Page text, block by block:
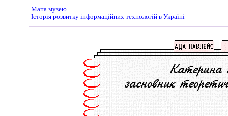
Мапа музею
Історія розвитку інформаційних технологій в Україні